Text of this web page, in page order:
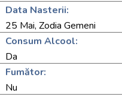
Data Nasterii:
25 Mai, Zodia Gemeni
Consum Alcool:
Da
Fumător:
Nu